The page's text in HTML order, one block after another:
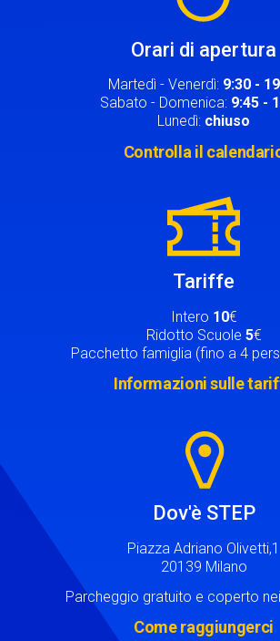
Orari di apertura
Martedì - Venerdì: 9:30 -
Sabato - Domenica: 9:45 -
Lunedì: chiuso
Controlla il
Tariffe
Intero 10€
Ridotto Scuole 5€
Pacchetto famiglia (fino a 4
Informazioni sulle
Dov'è STEP
Piazza Adriano Olivetti,1
20139 Milano
Parcheggio gratuito e coperto
Come raggiungerci